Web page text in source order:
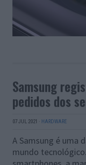
Samsung
pedidos dos
07 JUL 2021 · HARDWARE
A Samsung é uma
mundo